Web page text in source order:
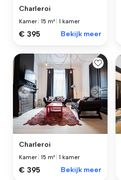
Charleroi
Kamer |15 m² |1 kamer
€ 395 Bekijk meer
Charleroi
Kamer |15 m² |1 kamer
€ 395 Bekijk meer